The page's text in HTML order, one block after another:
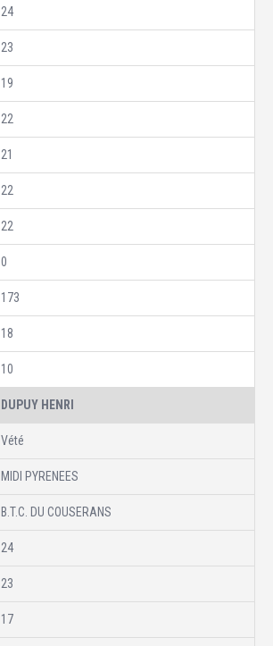
24
23
19
22
21
22
22
0
173
18
10
DUPUY HENRI
Vété
MIDI PYRENEES
B.T.C. DU COUSERANS
24
23
17